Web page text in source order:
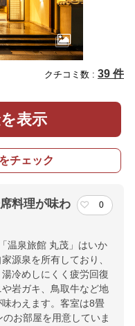
クチコミ数 : 39 件
表示
チェック
料理が味わ
0
温泉旅館 丸茂」はいか
源泉を所有しており、
冷めしにくく疲労回復
岩ガキ、鳥取牛など地
わえます。客室は8畳
お部屋を用意していま